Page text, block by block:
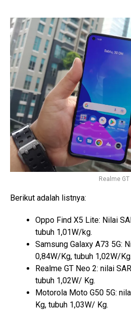
Realme
Berikut adalah listnya:
Oppo Find X5 Lite: Nilai
tubuh 1,01W/kg.
Samsung Galaxy A73 5G:
0,84W/Kg, tubuh 1,02W/Kg.
Realme GT Neo 2: nilai
tubuh 1,02W/ Kg.
Motorola Moto G50 5G:
Kg, tubuh 1,03W/ Kg.